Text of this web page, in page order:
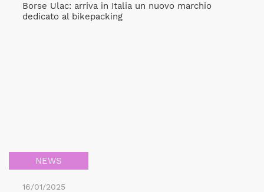
Borse Ulac: arriva in Italia un nuovo marchio
dedicato al bikepacking
NEWS
16/01/2025